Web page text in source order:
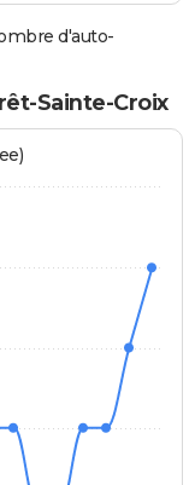
d'auto-
Sainte-Croix